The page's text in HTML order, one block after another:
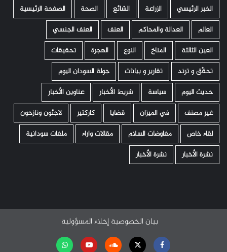
الخبر الرئيسي
الزراعة الشائع الصحة
الصفحة الرئيسية
العالم
العدالة والمحاكم العنف
العنف الجنسي
العين الثالثة
المناخ النوع الهجرة
تحقيقات
تحقّق و ترند
تقارير و بيانات
جولة السودان اليوم
حديث اليوم
سياسة شريط الأخبار
عناوين الأخبار
غير مصنف
في الميزان قضايا كاركتير
لاجئون ونازحون
لقاء خاص
مفاوضات السلام مقالات واراء
ملفات سودانية
نشرة الأخبار
نشرة الأخبار
بيان الخصوصية إخلاء المسؤولية